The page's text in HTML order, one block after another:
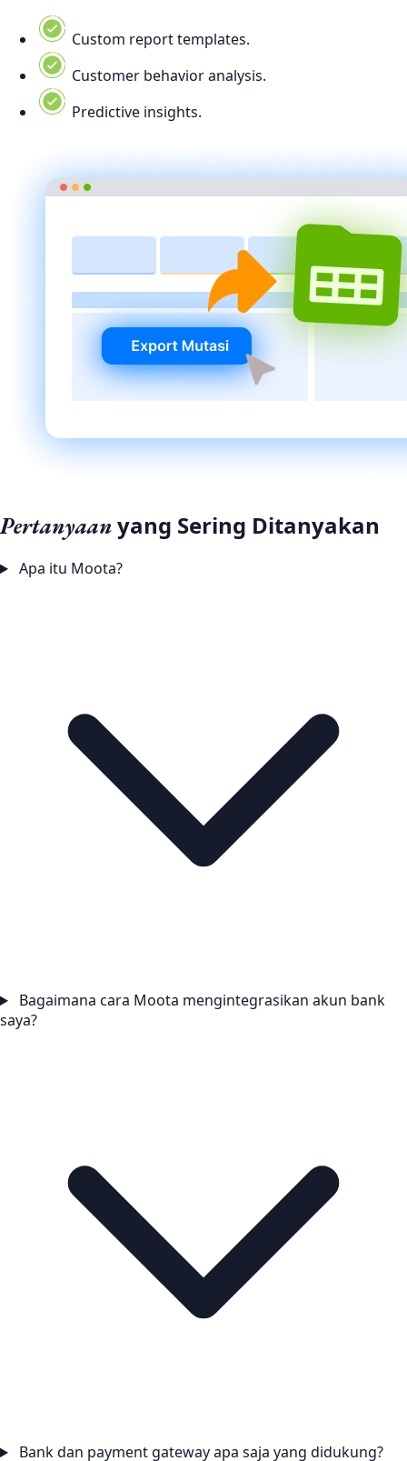
Custom report templates.
Customer behavior analysis.
Predictive insights.
Pertanyaanyang Sering Ditanyakan
Apa itu Moota?
Bagaimana cara Moota mengintegrasikan akun bank
saya?
Bank dan payment gateway apa saja yang didukung?